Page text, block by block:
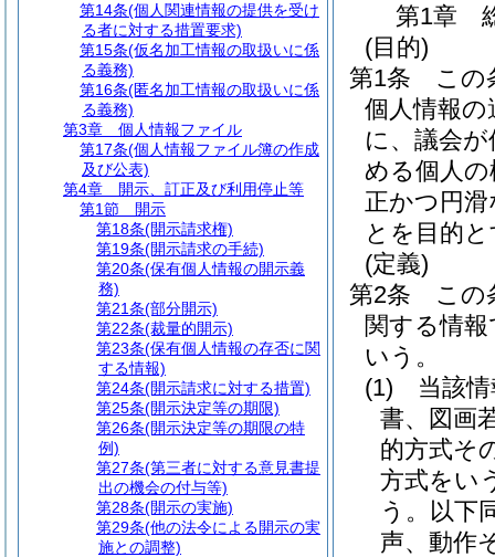
第1章
(目的)
第1条
この
個人情報
に、議会
める個人
正かつ円
とを目的
(定義)
第2条
この
関する情
いう。
(1)
当該
書、図画
的方式そ
方式をい
う。以下
声、動作
第14条(個人関連情報の提供を受け
る者に対する措置要求)
第15条(仮名加工情報の取扱いに係
る義務)
第16条(匿名加工情報の取扱いに係
る義務)
第3章
個人情報ファイル
第17条(個人情報ファイル簿の作成
及び公表)
第4章
開示、訂正及び利用停止等
第1節
開示
第18条(開示請求権)
第19条(開示請求の手続)
第20条(保有個人情報の開示義
務)
第21条(部分開示)
第22条(裁量的開示)
第23条(保有個人情報の存否に関
する情報)
第24条(開示請求に対する措置)
第25条(開示決定等の期限)
第26条(開示決定等の期限の特
例)
第27条(第三者に対する意見書提
出の機会の付与等)
第28条(開示の実施)
第29条(他の法令による開示の実
施との調整)